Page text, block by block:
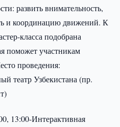
развить внимательность,
и координацию движений. К
класса подобрана
поможет участникам
проведения:
театр Узбекистана (пр.
13:00-Интерактивная